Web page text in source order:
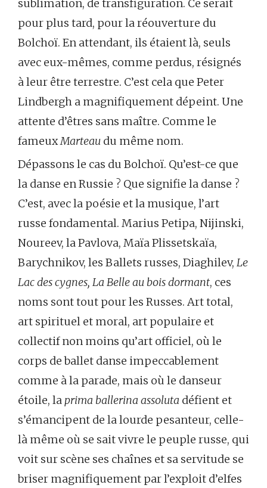
sublimation, de transfiguration. Ce serait
pour plus tard, pour la réouverture du
Bolchoï. En attendant, ils étaient là, seuls
avec eux-mêmes, comme perdus, résignés
à leur être terrestre. C’est cela que Peter
Lindbergh a magnifiquement dépeint. Une
attente d’êtres sans maître. Comme le
fameuxMarteau du même nom.
Dépassons le cas du Bolchoï. Qu’est-ce que
la danse en Russie ? Que signifie la danse ?
C’est, avec la poésie et la musique, l’art
russe fondamental. Marius Petipa, Nijinski,
Noureev, la Pavlova, Maïa Plissetskaïa,
Barychnikov, les Ballets russes, Diaghilev, Le
Lac des cygnes, La Belle au bois dormant, ces
noms sont tout pour les Russes. Art total,
art spirituel et moral, art populaire et
collectif non moins qu’art officiel, où le
corps de ballet danse impeccablement
comme à la parade, mais où le danseur
étoile, la prima ballerina assoluta défient et
s’émancipent de la lourde pesanteur, celle-
là même où se sait vivre le peuple russe, qui
voit sur scène ses chaînes et sa servitude se
briser magnifiquement par l’exploit d’elfes